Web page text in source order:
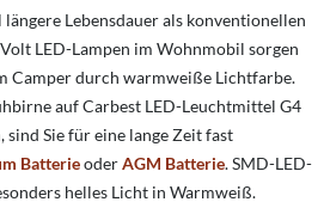
Lebensdauer als konventionellen
LED-Lampen im Wohnmobil sorgen
Camper durch warmweiße Lichtfarbe.
auf Carbest LED-Leuchtmittel G4
sind Sie für eine lange Zeit fast
BatterieoderAGM Batterie. SMD-LED-
helles Licht in Warmweiß.